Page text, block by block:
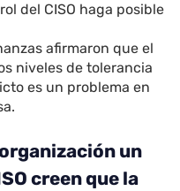
del CISO haga posible
afirmaron que el
niveles de tolerancia
es un problema en
un
creen que la